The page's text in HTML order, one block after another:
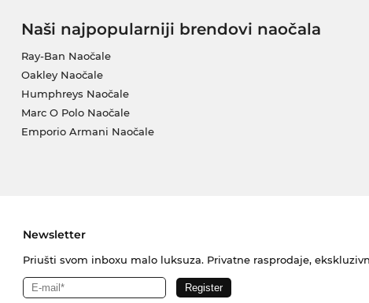
Naši najpopularniji brendovi naočala
Ray-Ban Naočale
Oakley Naočale
Humphreys Naočale
Marc O Polo Naočale
Emporio Armani Naočale
Newsletter
Priušti svom inboxu malo luksuza. Privatne rasprodaje,